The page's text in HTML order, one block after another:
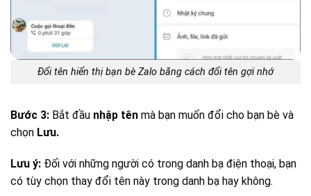
Đổi tên hiển thị bạn bè Zalo bằng cách đổi tên gợi nhớ
Bước 3: Bắt đầu nhập tên mà bạn muốn đổi cho bạn bè và
chọn Lưu.
Lưu ý: Đối với những người có trong danh bạ điện thoại, bạn
có tùy chọn thay đổi tên này trong danh bạ hay không.